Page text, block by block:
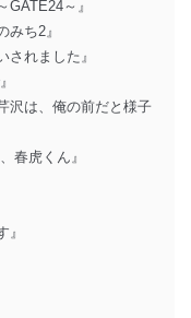
～』
ち2』
れました』
沢は、俺の前だと様子
春虎くん』